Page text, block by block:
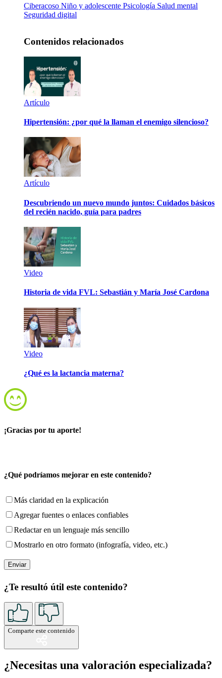
Ciberacoso Niño y adolescente Psicología Salud mental
Seguridad digital
Contenidos relacionados
Artículo
Hipertensión: ¿por qué la llaman el enemigo silencioso?
Artículo
Descubriendo un nuevo mundo juntos: Cuidados básicos
del recién nacido, guía para padres
Video
Historia de vida FVL: Sebastián y María José Cardona
Video
¿Qué es la lactancia materna?
¡Gracias por tu aporte!
¿Qué podríamos mejorar en este contenido?
Más claridad en la explicación
Agregar fuentes o enlaces confiables
Redactar en un lenguaje más sencillo
Mostrarlo en otro formato (infografía, video, etc.)
¿Te resultó útil este contenido?
Comparte este contenido
¿Necesitas una valoración especializada?